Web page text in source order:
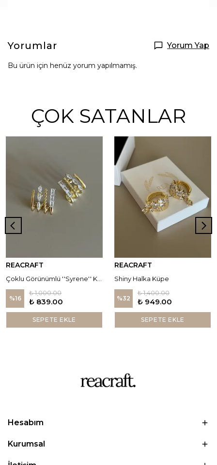
Yorumlar Yorum Yap
Bu ürün için henüz yorum yapılmamış.
ÇOK SATANLAR
REACRAFT
%16
₺ 1,000.00
₺ 839.00
SEPETE EKLE
REACRAFT
Shiny Halka Küpe
%32
₺ 1,400.00
₺ 949.00
SEPETE EKLE
Hesabım
Kurumsal